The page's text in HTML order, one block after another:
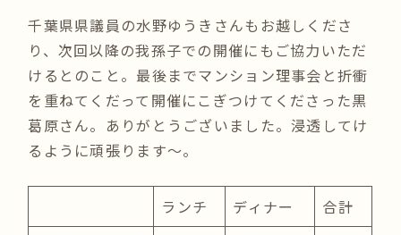
千葉県県議員の水野ゆうきさんもお越しくださ
り、次回以降の我孫子での開催にもご協力いただ
けるとのこと。最後までマンション理事会と折衝
を重ねてくだって開催にこぎつけてくださった黒
葛原さん。ありがとうございました。浸透してけ
るように頑張ります〜。
ランチ ディナー
合計